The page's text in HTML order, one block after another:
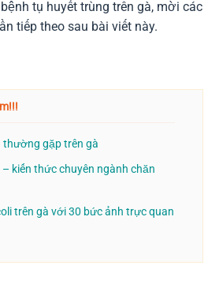
tụ huyết trùng trên gà, mời các
tiếp theo sau bài viết này.
thường gặp trên gà
kiến thức chuyên ngành chăn
trên gà với 30 bức ảnh trực quan